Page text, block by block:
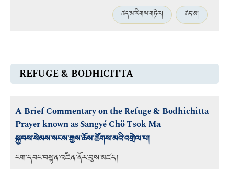
ཚད་མ་རིགས་གཏེར། ཚད་མ།
REFUGE & BODHICITTA
A Brief Commentary on the Refuge & Bodhichitta
Prayer known as Sangyé Chö Tsok Ma
སྐྱབས་སེམས་སངས་རྒྱས་ཆོས་ཚོགས་མའི་འགྲེལ་པ།
ངག་དབང་བསྟན་འཛིན་ནོར་བུས་མཛད།